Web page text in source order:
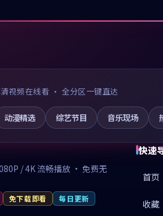
视频在线看 · 全分区一键直达
动漫精选 综艺节目 音乐现场
/ 4K 流畅播放 · 免费无
免下载即看 每日更新
快速
首页
收藏